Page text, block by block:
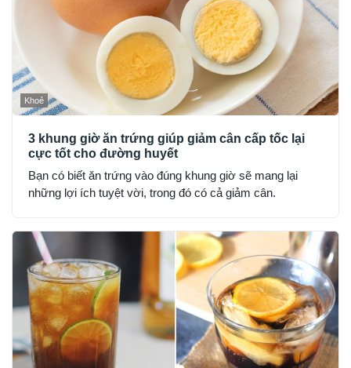
Khoẻ
3 khung giờ ăn trứng giúp giảm cân cấp tốc lại
cực tốt cho đường huyết
Bạn có biết ăn trứng vào đúng khung giờ sẽ mang lại
những lợi ích tuyệt vời, trong đó có cả giảm cân.